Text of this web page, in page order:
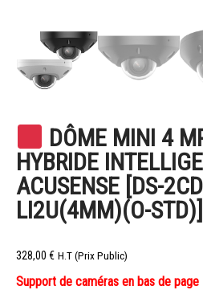
DÔME MINI 4
HYBRIDE
ACUSENSE [DS-
LI2U(4MM)(O-
328,00 € H.T (Prix Public)
Support de caméras en bas de page